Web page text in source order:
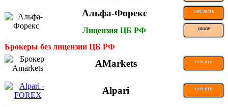
Альфа-Форекс ТОРГОВАТЬ
Лицензия ЦБ РФ ОБЗОР
Брокеры без лицензии ЦБ РФ
AMarkets ПЕРЕЙТИ
Alpari ПЕРЕЙТИ